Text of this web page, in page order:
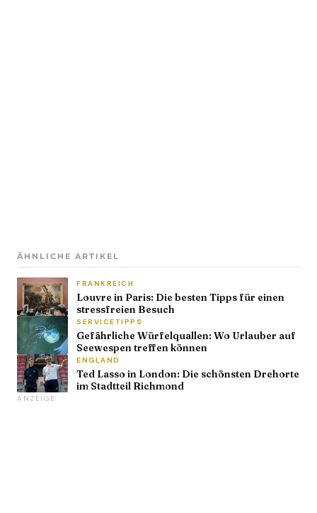
ÄHNLICHE ARTIKEL
FRANKREICH
Louvre in Paris: Die besten Tipps für einen
stressfreien Besuch
SERVICETIPPS
Gefährliche Würfelquallen: Wo Urlauber auf
Seewespen treffen können
ENGLAND
Ted Lasso in London: Die schönsten Drehorte
im Stadtteil Richmond
ANZEIGE